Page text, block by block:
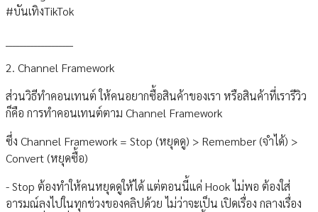
#บันเทิงTikTok
2. Channel Framework
ส่วนวิธีทำคอนเทนต์ ให้คนอยากซื้อสินค้าของเรา หรือสินค้าที่เรารีวิว
ก็คือ การทำคอนเทนต์ตาม Channel Framework
ซึ่ง Channel Framework = Stop (หยุดดู) > Remember (จำได้) >
Convert (หยุดซื้อ)
- Stop ต้องทำให้คนหยุดดูให้ได้ แต่ตอนนี้แค่ Hook ไม่พอ ต้องใส่
อารมณ์ลงไปในทุกช่วงของคลิปด้วย ไม่ว่าจะเป็น เปิดเรื่อง กลางเรื่อง